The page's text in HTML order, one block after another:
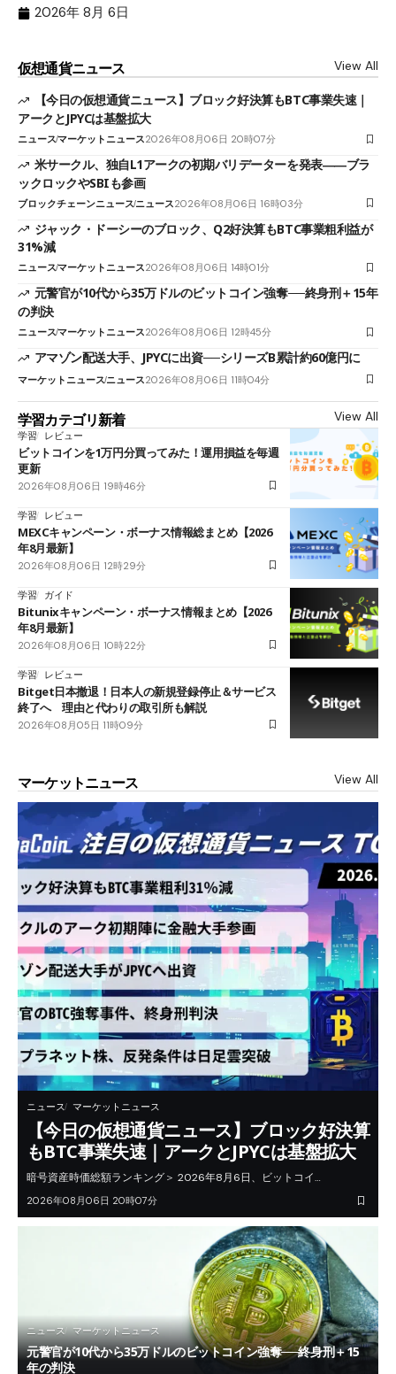
2026年 8月 6日
仮想通貨ニュース View All
【今日の仮想通貨ニュース】ブロック好決算もBTC事業失速｜
アークとJPYCは基盤拡大
ニュースマーケットニュース2026年08月06日 20時07分
米サークル、独自L1アークの初期バリデーターを発表――ブラ
ックロックやSBIも参画
ブロックチェーンニュースニュース2026年08月06日 16時03分
ジャック・ドーシーのブロック、Q2好決算もBTC事業粗利益が
31%減
ニュースマーケットニュース2026年08月06日 14時01分
元警官が10代から35万ドルのビットコイン強奪──終身刑＋15年
の判決
ニュースマーケットニュース2026年08月06日 12時45分
アマゾン配送大手、JPYCに出資──シリーズB累計約60億円に
マーケットニュースニュース2026年08月06日 11時04分
学習カテゴリ新着 View All
学習 レビュー
ビットコインを1万円分買ってみた！運用損益を毎週
更新
2026年08月06日 19時46分
学習 レビュー
MEXCキャンペーン・ボーナス情報総まとめ【2026
年8月最新】
2026年08月06日 12時29分
学習 ガイド
Bitunixキャンペーン・ボーナス情報まとめ【2026
年8月最新】
2026年08月06日 10時22分
学習 レビュー
Bitget日本撤退！日本人の新規登録停止＆サービス
終了へ 理由と代わりの取引所も解説
2026年08月05日 11時09分
マーケットニュース View All
ニュース マーケットニュース
【今日の仮想通貨ニュース】ブロック好決算
もBTC事業失速｜アークとJPYCは基盤拡大
暗号資産時価総額ランキング＞ 2026年8月6日、ビットコイ…
2026年08月06日 20時07分
ニュース マーケットニュース
元警官が10代から35万ドルのビットコイン強奪──終身刑＋15
年の判決